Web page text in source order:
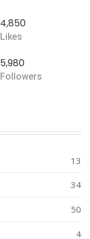
4,850
Likes
5,980
Followers
13
34
50
4